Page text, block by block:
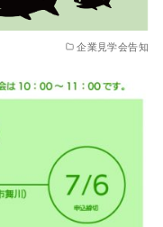
企業見学会告知